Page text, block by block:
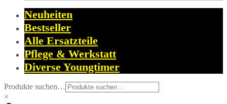
Neuheiten
Bestseller
Alle Ersatzteile
Pflege & Werkstatt
Diverse Youngtimer
Produkte suchen…
×